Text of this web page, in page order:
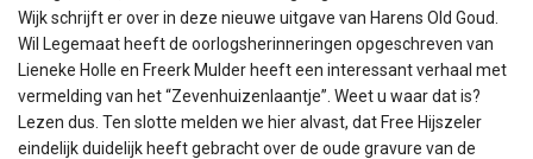
Wijk schrijft er over in deze nieuwe uitgave van Harens Old Goud.
Wil Legemaat heeft de oorlogsherinneringen opgeschreven van
Lieneke Holle en Freerk Mulder heeft een interessant verhaal met
vermelding van het “Zevenhuizenlaantje”. Weet u waar dat is?
Lezen dus. Ten slotte melden we hier alvast, dat Free Hijszeler
eindelijk duidelijk heeft gebracht over de oude gravure van de